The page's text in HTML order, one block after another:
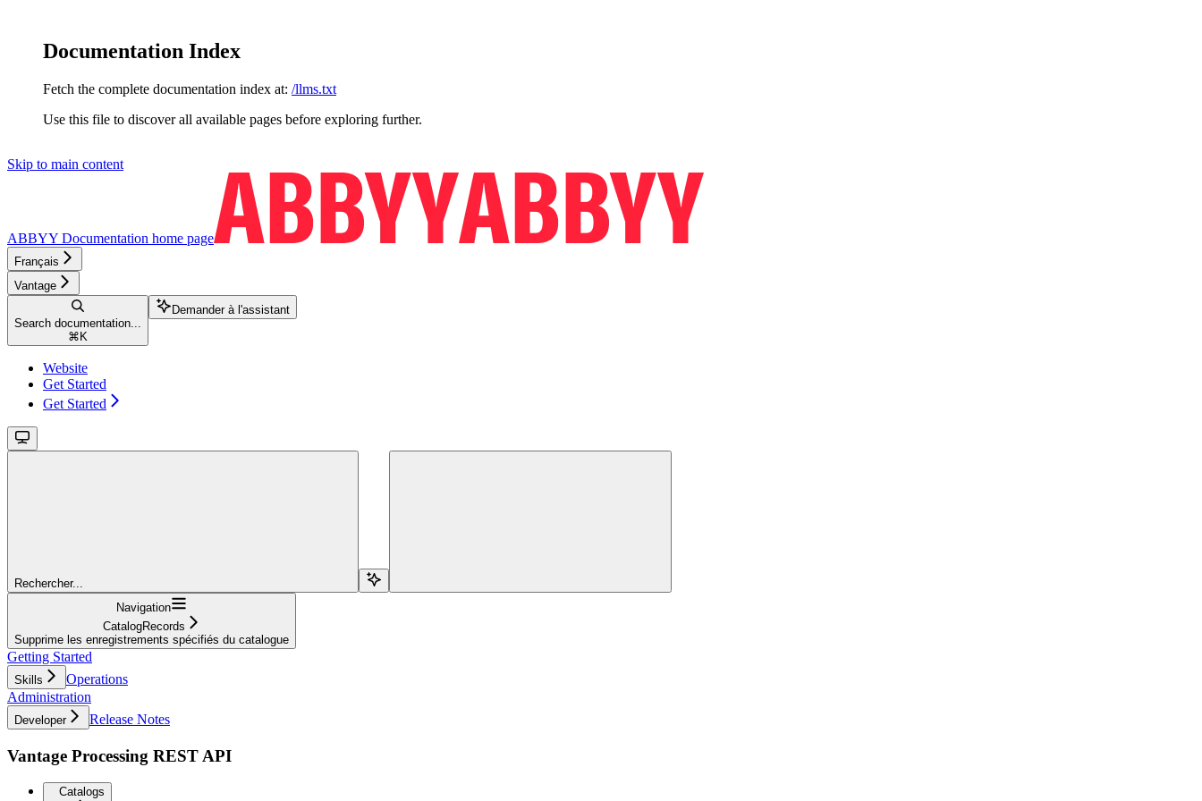
Documentation Index
Fetch the complete documentation index at: /llms.txt
Use this file to discover all available pages before exploring further.
Skip to main content
ABBYY Documentation home page
Français
Vantage
Search documentation...
⌘ K
Demander à l'assistant
Website
Get Started
Get Started
Rechercher...
Navigation
CatalogRecords
Supprime les enregistrements spécifiés du catalogue
Getting Started
Skills
Operations
Administration
Developer Release Notes
Vantage Processing REST API
Catalogs